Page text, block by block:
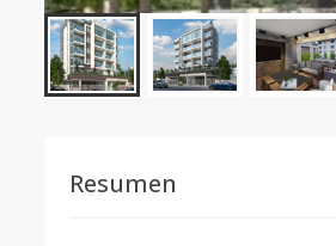
Resumen